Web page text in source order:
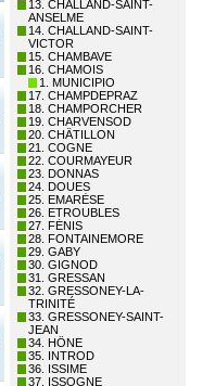
13. CHALLAND-SAINT-
ANSELME
14. CHALLAND-SAINT-
VICTOR
15. CHAMBAVE
16. CHAMOIS
1. MUNICIPIO
17. CHAMPDEPRAZ
18. CHAMPORCHER
19. CHARVENSOD
20. CHÂTILLON
21. COGNE
22. COURMAYEUR
23. DONNAS
24. DOUES
25. EMARÈSE
26. ETROUBLES
27. FÉNIS
28. FONTAINEMORE
29. GABY
30. GIGNOD
31. GRESSAN
32. GRESSONEY-LA-
TRINITÉ
33. GRESSONEY-SAINT-
JEAN
34. HÔNE
35. INTROD
36. ISSIME
37. ISSOGNE